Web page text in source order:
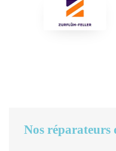
Nos réparateurs